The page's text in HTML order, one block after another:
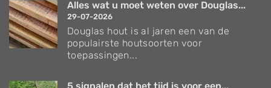
Alles wat u moet weten over Douglas...
29-07-2026
Douglas hout is al jaren een van de
populairste houtsoorten voor
toepassingen...